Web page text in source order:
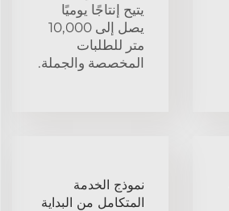
يتيح إنتاجًا يوميًا
يصل إلى 10,000
متر للطلبات
المخصصة والجملة.
نموذج الخدمة
المتكامل من البداية